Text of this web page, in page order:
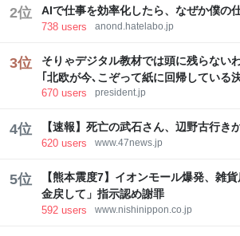
2位 AIで仕事を効率化したら、なぜか僕の
738 users anond.hatelabo.jp
3位
そりゃデジタル教材では頭に残らない
｢北欧が今､こぞって紙に回帰している
670 users president.jp
4位 【速報】死亡の武石さん、辺野古行き
620 users www.47news.jp
5位
【熊本震度7】イオンモール爆発、雑
金戻して」指示認め謝罪
592 users www.nishinippon.co.jp